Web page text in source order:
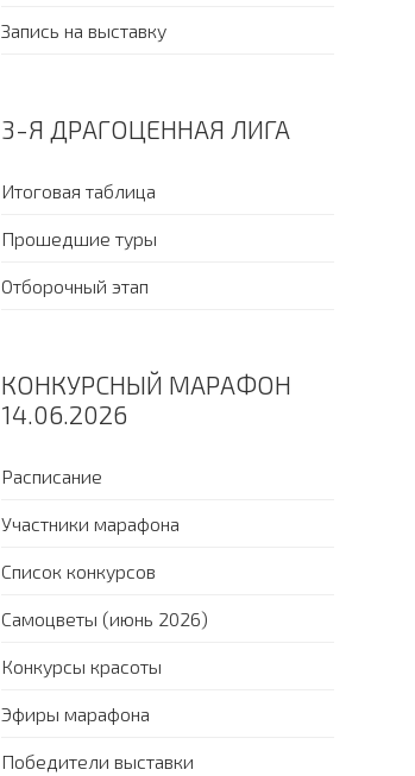
Запись на выставку
3-Я ДРАГОЦЕННАЯ ЛИГА
Итоговая таблица
Прошедшие туры
Отборочный этап
КОНКУРСНЫЙ МАРАФОН
14.06.2026
Расписание
Участники марафона
Список конкурсов
Самоцветы (июнь 2026)
Конкурсы красоты
Эфиры марафона
Победители выставки